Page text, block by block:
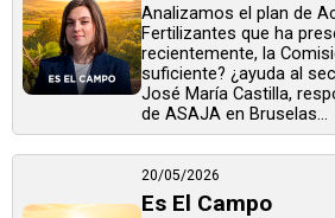
Analizamos el plan de
Fertilizantes que ha
recientemente, la
suficiente? ¿ayuda al
José María Castilla,
de ASAJA en Bruselas...
20/05/2026
Es El Campo